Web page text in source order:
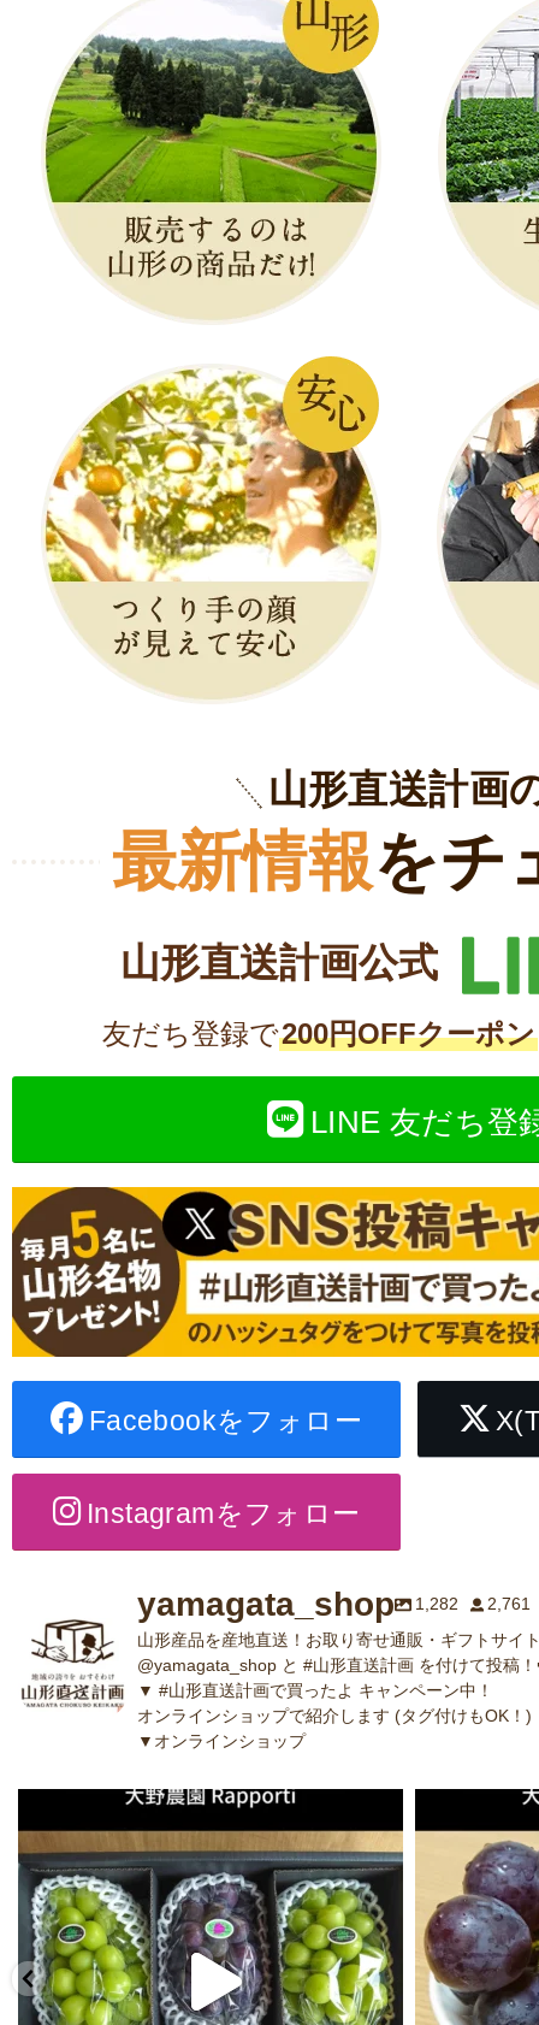
山形直送計画
最新情報をチ
山形直送計画公式
友だち登録で200円OFFクーポン
LINE 友だち登
Facebookをフォロー
Instagramをフォロー
yamagata_shop 1,282
2,761
山形産品を産地直送！お取り寄せ通販・ギフトサイ
@yamagata_shop と #山形直送計画 を付けて投稿
▼ #山形直送計画で買ったよ キャンペーン中！
オンラインショップで紹介します (タグ付けもOK！)
▼オンラインショップ